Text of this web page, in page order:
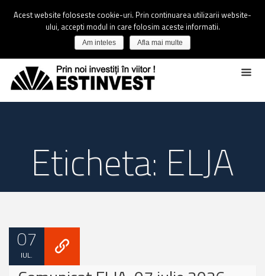
Eticheta: ELJA
07
IUL.
Acest website foloseste cookie-uri. Prin continuarea utilizarii website-
ului, accepti modul in care folosim aceste informatii.
Am inteles Afla mai multe